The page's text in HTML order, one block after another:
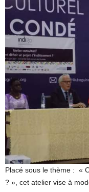
Placé sous le thème : «
? », cet atelier vise à